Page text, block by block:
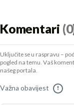
Komentari
Uključite se u raspravu –
pogled na temu. Vaš
našeg portala.
Važna obavijest !